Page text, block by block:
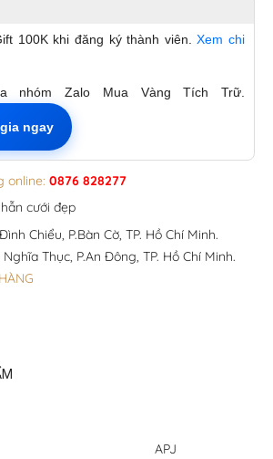
100K khi đăng ký thành viên.Xem chi
nhóm Zalo Mua Vàng Tích Trữ.
ngay
online: 0876 828277
cưới đẹp
Chiểu, P.Bàn Cờ, TP. Hồ Chí Minh.
Thục, P.An Đông, TP. Hồ Chí Minh.
APJ